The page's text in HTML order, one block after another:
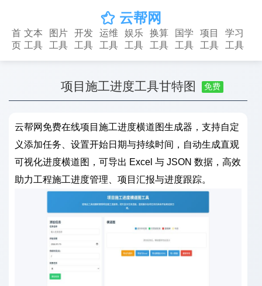
 云帮网
首
页
文本
工具
图片
工具
开发
工具
运维
工具
娱乐
工具
换算
工具
国学
工具
项目
工具
学习
工具
项目施工进度工具甘特图 免费
云帮网免费在线项目施工进度横道图生成器，支持自定
义添加任务、设置开始日期与持续时间，自动生成直观
可视化进度横道图，可导出 Excel 与 JSON 数据，高效
助力工程施工进度管理、项目汇报与进度跟踪。